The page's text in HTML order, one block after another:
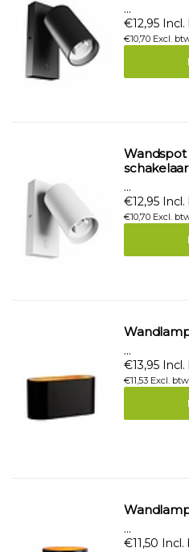
...
€12,95
€10,70 Excl.
Wandspot
...
€12,95
€10,70 Excl.
...
€13,95
€11,53 Excl. btw
...
€11,50